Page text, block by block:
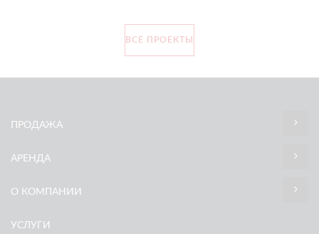
ВСЕ ПРОЕКТЫ
ПРОДАЖА
АРЕНДА
О КОМПАНИИ
УСЛУГИ